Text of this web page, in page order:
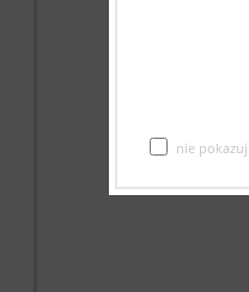
nie